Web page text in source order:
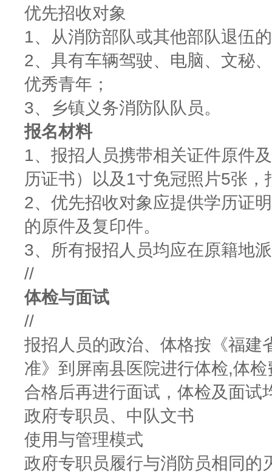
优先招收对象
1、从消防部队或其他部队退伍
2、具有车辆驾驶、电脑、文秘
优秀青年；
3、乡镇义务消防队队员。
报名材料
1、报招人员携带相关证件原件
历证书）以及1寸免冠照片5张
2、优先招收对象应提供学历证
的原件及复印件。
3、所有报招人员均应在原籍地
//
体检与面试
//
报招人员的政治、体格按《福建
准》到屏南县医院进行体检,体
合格后再进行面试，体检及面试
政府专职员、中队文书
使用与管理模式
政府专职员履行与消防员相同的